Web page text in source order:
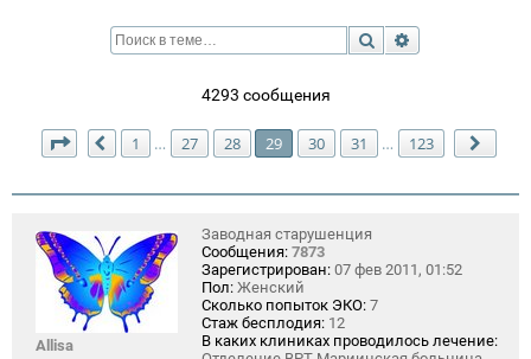
Поиск
4293 сообщения
Страница 29 из123
Пред.
1 … 27 28 29 30 31 … 123
Allisa
Заводная старушенция
Сообщения: 7873
Зарегистрирован: 07 фев 2011, 01:52
Пол: Женский
Сколько попыток ЭКО: 7
Стаж бесплодия: 12
В каких клиниках проводилось лечение: